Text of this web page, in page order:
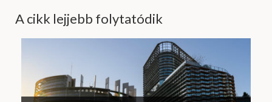
A cikk lejjebb folytatódik